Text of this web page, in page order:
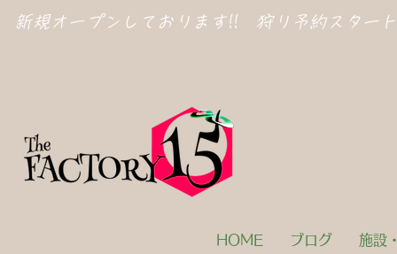
新規オープン​しております!! 狩り予約スター
HOME ブログ 施設